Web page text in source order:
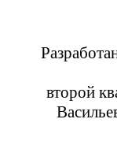
второй